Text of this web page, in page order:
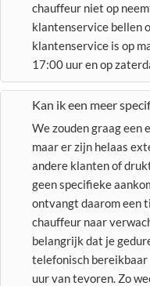
chauffeur niet op
klantenservice bellen
klantenservice is op
17:00 uur en op
Kan ik een meer
We zouden graag een
maar er zijn helaas
andere klanten of
geen specifieke
ontvangt daarom een
chauffeur naar
belangrijk dat je
telefonisch
uur van tevoren. Zo